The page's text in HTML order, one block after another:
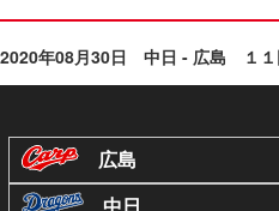
2020年08月30日 中日 - 広島 １
広島